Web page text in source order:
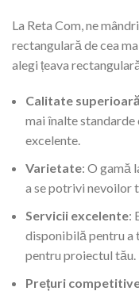
La Reta Com, ne
rectangulară de cea
alegi țeava
Calitate superioară
mai înalte
excelente.
Varietate: O gamă
a se potrivi nevoilor
Servicii excelente:
disponibilă pentru a
pentru proiectul tău.
Prețuri